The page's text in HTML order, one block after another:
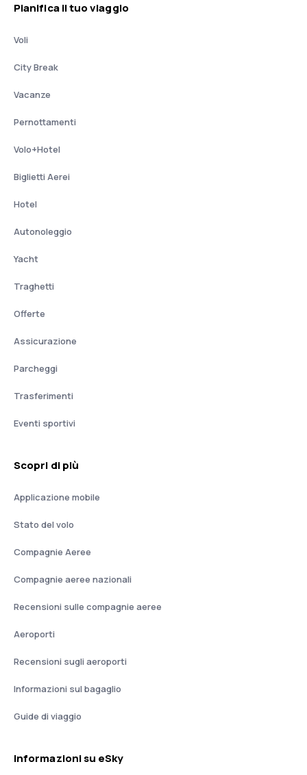
Pianifica il tuo viaggio
Voli
City Break
Vacanze
Pernottamenti
Volo+Hotel
Biglietti Aerei
Hotel
Autonoleggio
Yacht
Traghetti
Offerte
Assicurazione
Parcheggi
Trasferimenti
Eventi sportivi
Scopri di più
Applicazione mobile
Stato del volo
Compagnie Aeree
Compagnie aeree nazionali
Recensioni sulle compagnie aeree
Aeroporti
Recensioni sugli aeroporti
Informazioni sul bagaglio
Guide di viaggio
Informazioni su eSky